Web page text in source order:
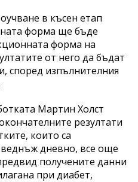
в късен етап
форма ще бъде
форма на
от него да бъдат
според изпълнителния
Мартин Холст
резултати
които са
дневно, все още
получените данни
при диабет,